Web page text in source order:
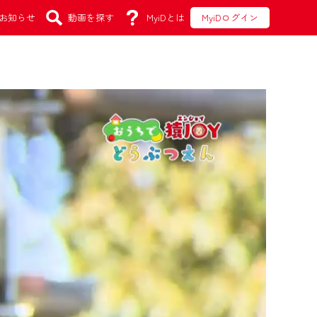
知らせ 動画を探す MyiDとは MyiDログイン